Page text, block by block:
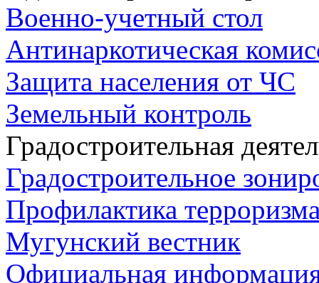
Военно-учетный стол
Антинаркотическая
Защита населения от ЧС
Земельный контроль
Градостроительная
Градостроительное
Профилактика
Мугунский вестник
Официальная